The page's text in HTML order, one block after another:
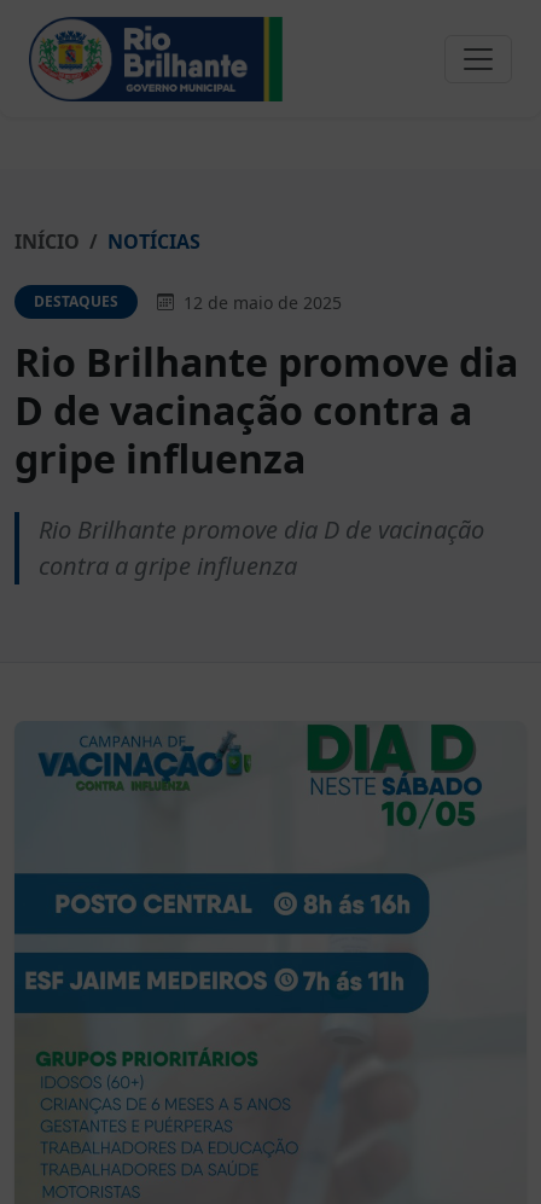
INÍCIO NOTÍCIAS
DESTAQUES 12 de maio de 2025
Rio Brilhante promove dia
D de vacinação contra a
gripe influenza
Rio Brilhante promove dia D de vacinação
contra a gripe influenza